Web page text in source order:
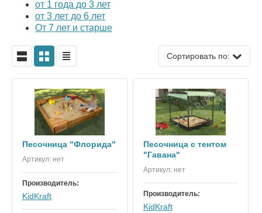
от 1 года до 3 лет
от 3 лет до 6 лет
От 7 лет и старше
Сортировать по:
Песочница "Флорида"
Артикул: нет
Производитель:
KidKraft
Песочница с тентом
"Гавана"
Артикул:нет
Производитель:
KidKraft